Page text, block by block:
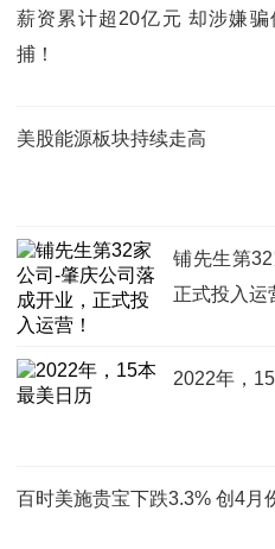
薪资累计超20亿元 却涉嫌
捕！
美股能源板块持续走高
铺先生第
正式投入运
2022年，
百时美施贵宝下跌3.3% 创4月